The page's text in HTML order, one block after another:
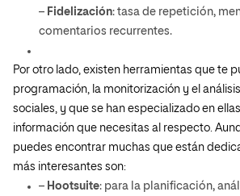
– Fidelización: tasa de repetición,
comentarios recurrentes.
Por otro lado, existen herramientas que te
programación, la monitorización y el
sociales, y que se han especializado en
información que necesitas al respecto.
puedes encontrar muchas que están
más interesantes son:
– Hootsuite: para la planificación,